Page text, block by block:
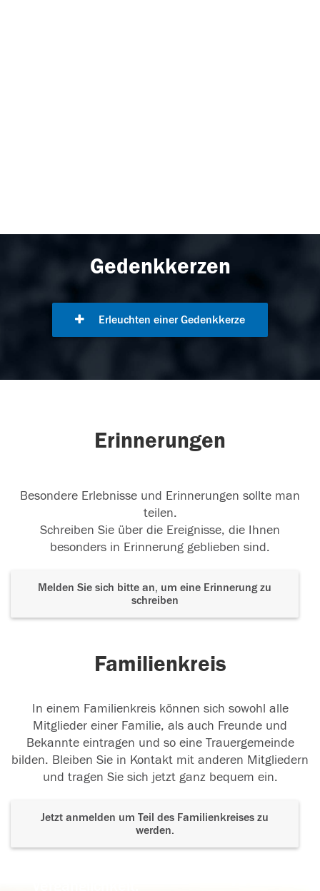
Gedenkkerzen
Erleuchten einer Gedenkkerze
Erinnerungen
Besondere Erlebnisse und Erinnerungen sollte man
teilen.
Schreiben Sie über die Ereignisse, die Ihnen
besonders in Erinnerung geblieben sind.
Melden Sie sich bitte an, um eine Erinnerung zu
schreiben
Familienkreis
In einem Familienkreis können sich sowohl alle
Mitglieder einer Familie, als auch Freunde und
Bekannte eintragen und so eine Trauergemeinde
bilden. Bleiben Sie in Kontakt mit anderen Mitgliedern
und tragen Sie sich jetzt ganz bequem ein.
Jetzt anmelden um Teil des Familienkreises zu
werden.